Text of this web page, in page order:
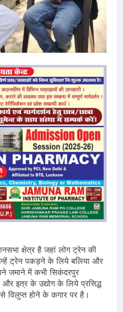
क्षेत्र है जहां लोग ट्रेन की
ट्रेन पकड़ने के लिये बलिया और
जमाने में कभी सिकंदरपुर
और इत्र के उद्योग के लिये प्रसिद्ध
होने के कगार पर है।